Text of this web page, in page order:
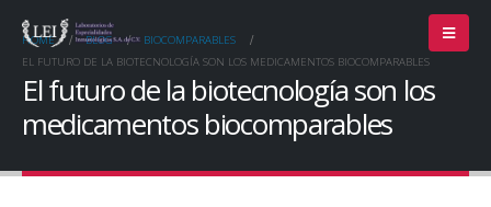
HOME BLOG
BIOCOMPARABLES
EL FUTURO DE LA BIOTECNOLOGÍA SON LOS MEDICAMENTOS BIOCOMPARABLES
El futuro de la biotecnología son los
medicamentos biocomparables